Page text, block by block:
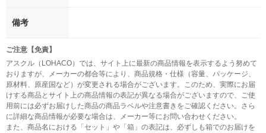
備考
ご注意【免責】
アスクル（LOHACO）では、サイト上に最新の商品情報を表示するよう努めて
おりますが、メーカーの都合等により、商品規格・仕様（容量、パッケージ、
原材料、原産国など）が変更される場合がございます。このため、実際にお届
けする商品とサイト上の商品情報の表記が異なる場合がございますので、ご使
用前には必ずお届けした商品の商品ラベルや注意書きをご確認ください。さら
に詳細な商品情報が必要な場合は、メーカー等にお問い合わせください。
また、商品名における「セット」や「箱」の表記は、必ずしも箱でのお届けを